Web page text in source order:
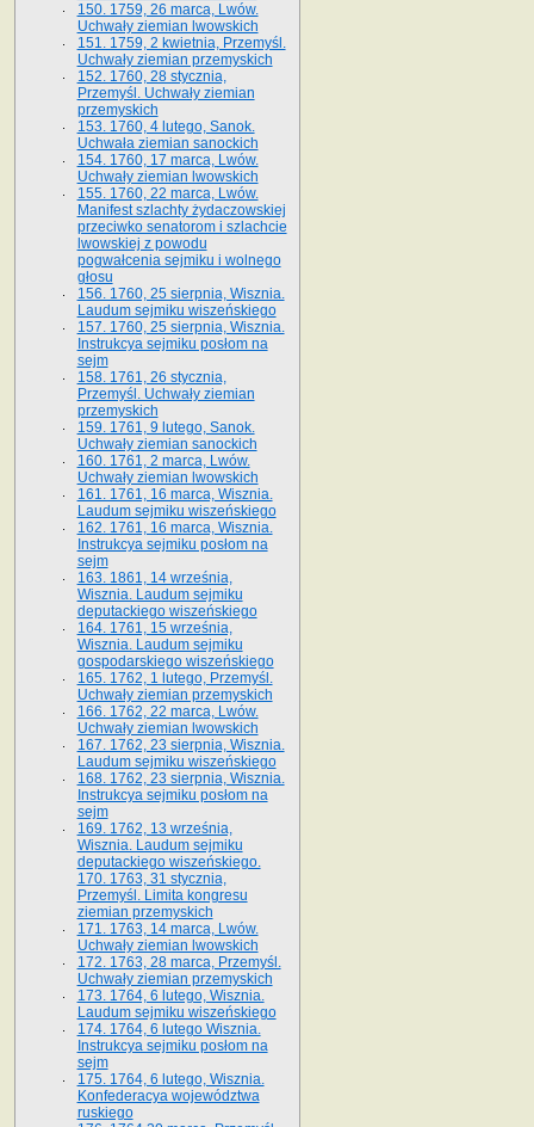
150. 1759, 26 marca, Lwów.
Uchwały ziemian lwowskich
151. 1759, 2 kwietnia, Przemyśl.
Uchwały ziemian przemyskich
152. 1760, 28 stycznia,
Przemyśl. Uchwały ziemian
przemyskich
153. 1760, 4 lutego, Sanok.
Uchwała ziemian sanockich
154. 1760, 17 marca, Lwów.
Uchwały ziemian lwowskich
155. 1760, 22 marca, Lwów.
Manifest szlachty żydaczowskiej
przeciwko senatorom i szlachcie
lwowskiej z po­wodu
pogwałcenia sejmiku i wolnego
głosu
156. 1760, 25 sierpnia, Wisznia.
Laudum sejmiku wiszeńskiego
157. 1760, 25 sierpnia, Wisznia.
Instrukcya sejmiku posłom na
sejm
158. 1761, 26 stycznia,
Przemyśl. Uchwały ziemian
przemyskich
159. 1761, 9 lutego, Sanok.
Uchwały ziemian sanockich
160. 1761, 2 marca, Lwów.
Uchwały ziemian lwowskich
161. 1761, 16 marca, Wisznia.
Laudum sejmiku wiszeńskiego
162. 1761, 16 marca, Wisznia.
Instrukcya sejmiku posłom na
sejm
163. 1861, 14 września,
Wisznia. Laudum sejmiku
deputackiego wiszeńskiego
164. 1761, 15 września,
Wisznia. Laudum sejmiku
gospodarskiego wiszeńskiego
165. 1762, 1 lutego, Przemyśl.
Uchwały ziemian przemyskich
166. 1762, 22 marca, Lwów.
Uchwały ziemian lwowskich
167. 1762, 23 sierpnia, Wisznia.
Laudum sejmiku wiszeńskiego
168. 1762, 23 sierpnia, Wisznia.
Instrukcya sejmiku posłom na
sejm
169. 1762, 13 września,
Wisznia. Laudum sejmiku
deputackiego wiszeńskiego.
170. 1763, 31 stycznia,
Przemyśl. Limita kongresu
ziemian przemyskich
171. 1763, 14 marca, Lwów.
Uchwały ziemian lwowskich
172. 1763, 28 marca, Przemyśl.
Uchwały ziemian przemyskich
173. 1764, 6 lutego, Wisznia.
Laudum sejmiku wiszeńskiego
174. 1764, 6 lutego Wisznia.
Instrukcya sejmiku posłom na
sejm
175. 1764, 6 lutego, Wisznia.
Konfederacya województwa
ruskiego